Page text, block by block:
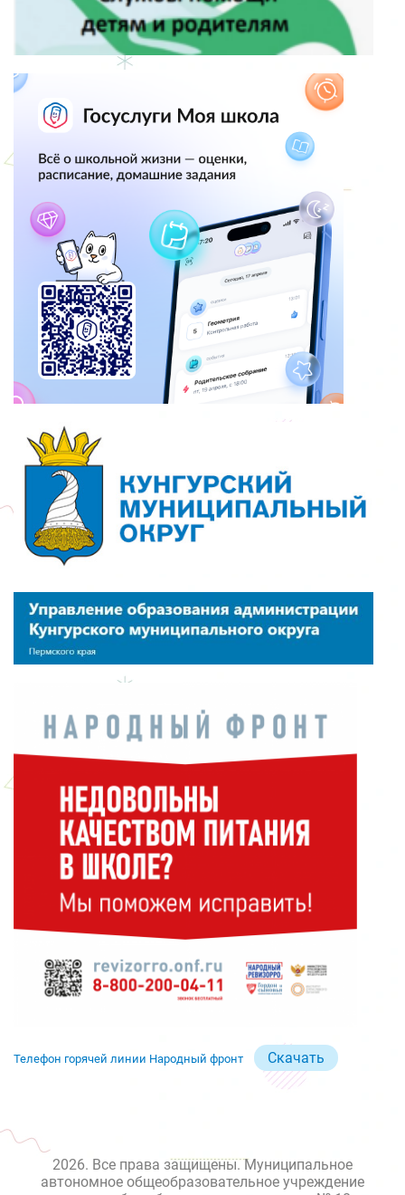
Телефон горячей линии Народный фронт Скачать
2026. Все права защищены. Муниципальное
автономное общеобразовательное учреждение